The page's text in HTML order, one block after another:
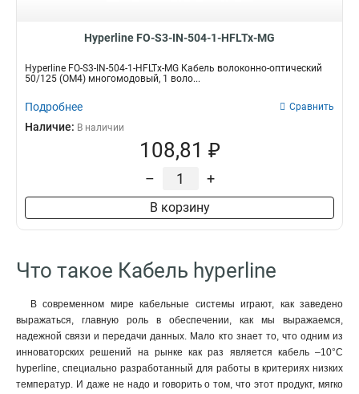
Hyperline FO-S3-IN-504-1-HFLTx-MG
Hyperline FO-S3-IN-504-1-HFLTx-MG Кабель волоконно-оптический
50/125 (OM4) многомодовый, 1 воло...
Подробнее Сравнить
Наличие: В наличии
108,81 ₽
– +
В корзину
Что такое Кабель hyperline
В современном мире кабельные системы играют, как заведено
выражаться, главную роль в обеспечении, как мы выражаемся,
надежной связи и передачи данных. Мало кто знает то, что одним из
инноваторских решений на рынке как раз является кабель –10°C
hyperline, специально разработанный для работы в критериях низких
температур. И даже не надо и говорить о том, что этот продукт, мягко